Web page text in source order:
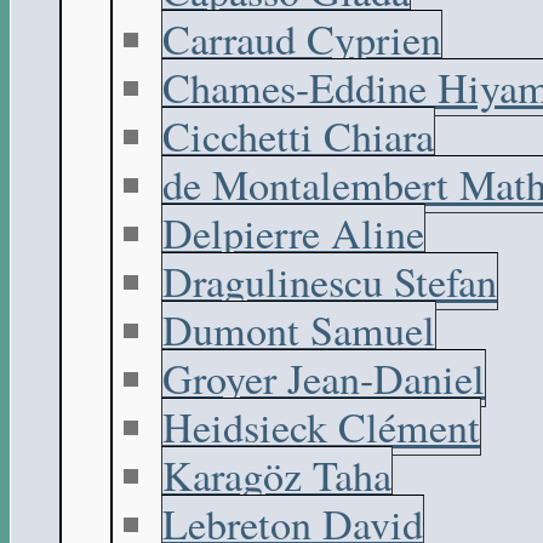
Carraud Cyprien
Chames-Eddine
Cicchetti Chiara
de Montalembert
Delpierre Aline
Dragulinescu Stefan
Dumont Samuel
Groyer Jean-Daniel
Heidsieck Clément
Karagöz Taha
Lebreton David